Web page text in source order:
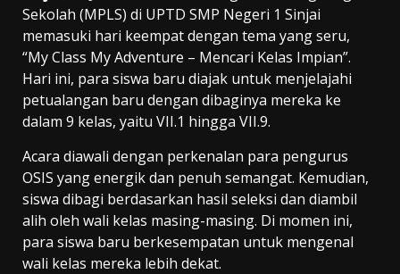
Sekolah (MPLS) di UPTD SMP Negeri 1 Sinjai
memasuki hari keempat dengan tema yang seru,
“My Class My Adventure – Mencari Kelas Impian”.
Hari ini, para siswa baru diajak untuk menjelajahi
petualangan baru dengan dibaginya mereka ke
dalam 9 kelas, yaitu VII.1 hingga VII.9.
Acara diawali dengan perkenalan para pengurus
OSIS yang energik dan penuh semangat. Kemudian,
siswa dibagi berdasarkan hasil seleksi dan diambil
alih oleh wali kelas masing-masing. Di momen ini,
para siswa baru berkesempatan untuk mengenal
wali kelas mereka lebih dekat.